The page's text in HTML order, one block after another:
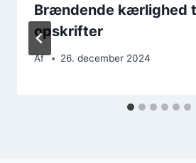
Brændende kærlighed
opskrifter
Af 26. december 2024